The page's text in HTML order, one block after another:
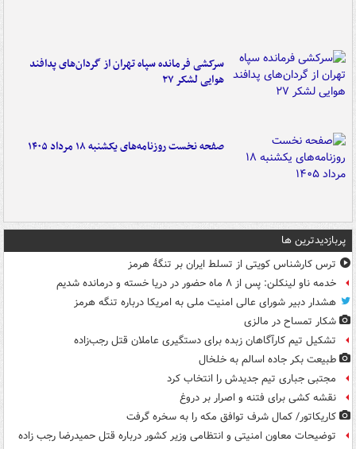
سرکشی فرمانده سپاه تهران از گردان‌های پدافند
هوایی لشکر ۲۷
صفحه نخست روزنامه‌های یکشنبه ۱۸ مرداد ۱۴۰۵
پربازدیدترین ها
ترس کارشناس کویتی از تسلط ایران بر تنگۀ هرمز
خدمه ناو لینکلن: پس از ۸ ماه حضور در دریا خسته و درمانده‌ شدیم
هشدار دبیر شورای عالی امنیت ملی به امریکا درباره تنگه هرمز
شکار تمساح در مالزی
تشکیل تیم کارآگاهان زبده برای دستگیری عاملان قتل رجب‌زاده
طبیعت بکر جاده اسالم به خلخال
مجتبی جباری تیم جدیدش را انتخاب کرد
نقشه کشی برای فتنه و اصرار بر دروغ
کاریکاتور/ کمال شرف توافق مکه را به سخره گرفت
توضیحات معاون امنیتی و انتظامی وزیر کشور درباره قتل حمیدرضا رجب زاده